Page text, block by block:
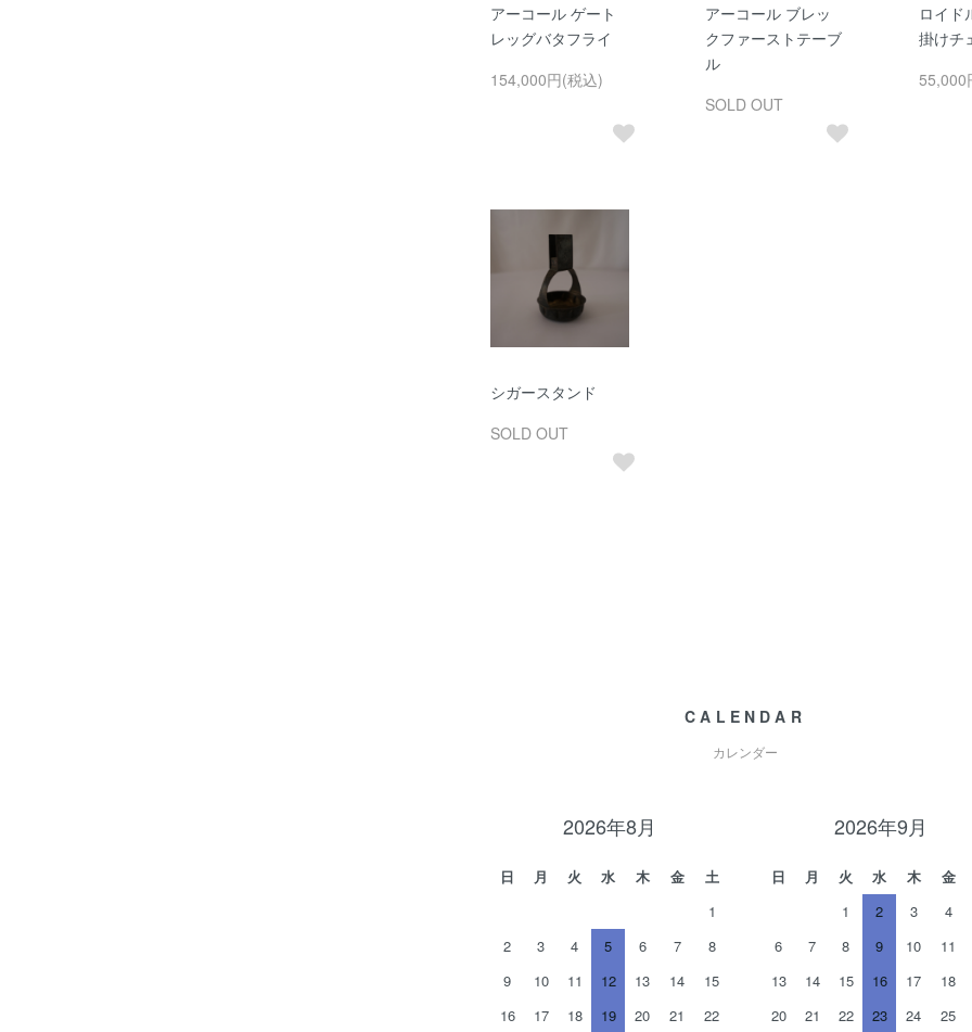
アーコール ゲート
レッグバタフライ
154,000円(税込)
アーコール ブレッ
クファーストテーブ
ル
SOLD OUT
ロイ
掛けチ
55,000
シガースタンド
SOLD OUT
CALENDAR
カレンダー
2026年8月
日 月 火 水 木 金
土
1
2
3 4 5 6 7
8
9
10 11 12 13 14
15
16
17 18 19 20 21
22
2026年9月
日 月 火 水 木 金
1
2 3 4
6
7 8 9 10 11
13
14 15 16 17 18
20
21 22 23 24 25